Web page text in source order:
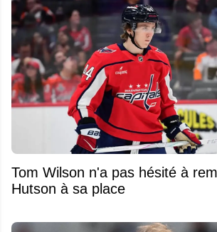
Tom Wilson n'a pas hésité à
Hutson à sa place